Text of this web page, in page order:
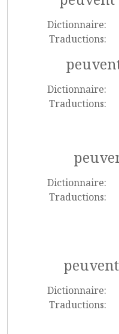
Dictionnaire:
Traductions:
Dictionnaire:
Traductions:
Dictionnaire:
Traductions:
Dictionnaire:
Traductions: